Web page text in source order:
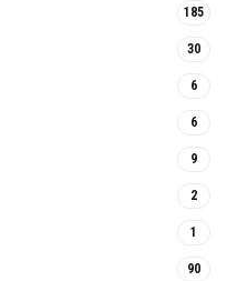
185
30
6
6
9
2
1
90